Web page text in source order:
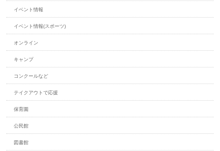
イベント情報
イベント情報(スポーツ)
オンライン
キャンプ
コンクールなど
テイクアウトで応援
保育園
公民館
図書館